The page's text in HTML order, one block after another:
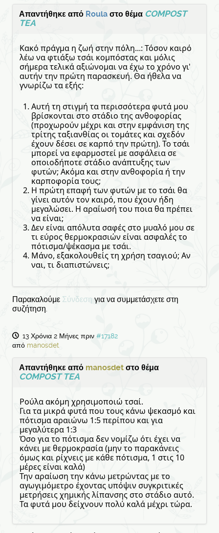
Απαντήθηκε από Roula στο θέμα COMPOST
TEA
Κακό πράγμα η ζωή στην πόλη...: Τόσον καιρό
λέω να φτιάξω τσάι κομπόστας και μόλις
σήμερα τελικά αξιώνομαι να έχω το χρόνο γι'
αυτήν την πρώτη παρασκευή. Θα ήθελα να
γνωρίζω τα εξής:
Αυτή τη στιγμή τα περισσότερα φυτά μου
βρίσκονται στο στάδιο της ανθοφορίας
(προχωρούν μέχρι και στην εμφάνιση της
τρίτης ταξιανθίας οι τομάτες και σχεδόν
έχουν δέσει σε καρπό την πρώτη). Το τσάι
μπορεί να εφαρμοστεί με ασφάλεια σε
οποιοδήποτε στάδιο ανάπτυξης των
φυτών; Ακόμα και στην ανθοφορία ή την
καρποφορία τους;
Η πρώτη επαφή των φυτών με το τσάι θα
γίνει αυτόν τον καιρό, που έχουν ήδη
μεγαλώσει. Η αραίωσή του ποια θα πρέπει
να είναι;
Δεν είναι απόλυτα σαφές στο μυαλό μου σε
τι εύρος θερμοκρασιών είναι ασφαλές το
πότισμα/ψέκασμα με τσάι.
Μάνο, εξακολουθείς τη χρήση τσαγιού; Αν
ναι, τι διαπιστώνεις;
Παρακαλούμε Σύνδεση για να συμμετάσχετε στη
συζήτηση.
13 Χρόνια 2 Μήνες πριν #17182
από manosdet
Απαντήθηκε από manosdet στο θέμα
COMPOST TEA
Ρούλα ακόμη χρησιμοποιώ τσαί.
Για τα μικρά φυτά που τους κάνω ψεκασμό και
πότισμα αραιώνω 1:5 περίπου και για
μεγαλύτερα 1:3
Όσο για το πότισμα δεν νομίζω ότι έχει να
κάνει με θερμοκρασία (μην το παρακάνεις
όμως και ρίχνεις με κάθε πότισμα, 1 στις 10
μέρες είναι καλά)
Την αραίωση την κάνω μετρώντας με το
αγωγιμόμετρο έχοντας υπόψιν συγκριτικές
μετρήσεις χημικής λίπανσης στο στάδιο αυτό.
Τα φυτά μου δείχνουν πολύ καλά μέχρι τώρα.